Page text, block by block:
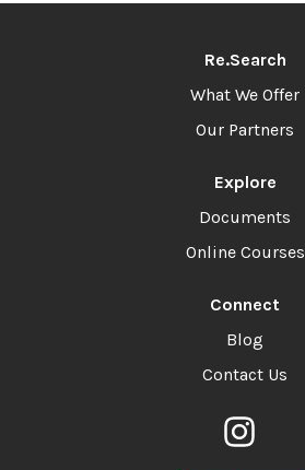
Re.Search
What We Offer
Our Partners
Explore
Documents
Online Courses
Connect
Blog
Contact Us